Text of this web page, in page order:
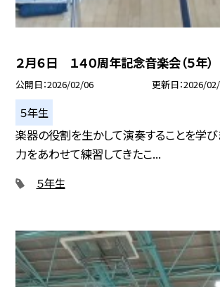
２月６日 １４０周年記念音楽会（５年）
公開日 2026/02/06 更新日 2026/
５年生
楽器の役割を生かして演奏することを学び
力をあわせて練習してきたこ...
５年生